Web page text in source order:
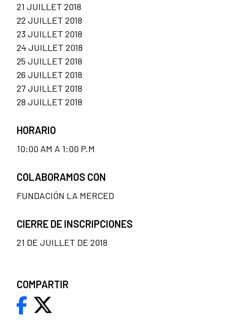
21 JUILLET 2018
22 JUILLET 2018
23 JUILLET 2018
24 JUILLET 2018
25 JUILLET 2018
26 JUILLET 2018
27 JUILLET 2018
28 JUILLET 2018
HORARIO
10:00 AM A 1:00 P.M
COLABORAMOS CON
FUNDACIÓN LA MERCED
CIERRE DE INSCRIPCIONES
21 DE JUILLET DE 2018
COMPARTIR